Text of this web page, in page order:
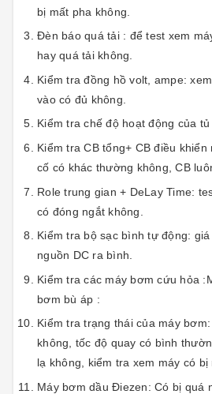
bị mất pha không.
Đèn báo quá tải : để test xem
hay quá tải không.
Kiểm tra đồng hồ volt, ampe:
vào có đủ không.
Kiểm tra chế độ hoạt động của
Kiểm tra CB tổng+ CB điều
cố có khác thường không, CB
Role trung gian + DeLay Time:
có đóng ngắt không.
Kiểm tra bộ sạc bình tự động:
nguồn DC ra bình.
Kiểm tra các máy bơm cứu hỏa
bơm bù áp :
Kiểm tra trạng thái của máy
không, tốc độ quay có bình
lạ không, kiểm tra xem máy có bị
Máy bơm dầu Điezen: Có bị quá